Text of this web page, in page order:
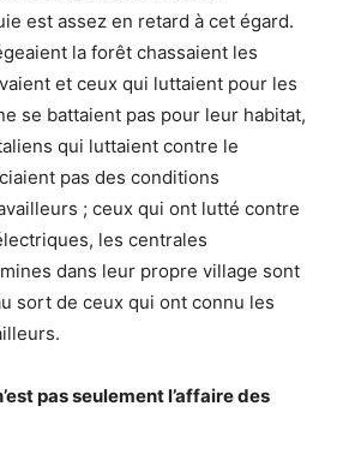
est assez en retard à cet égard.
la forêt chassaient les
et ceux qui luttaient pour les
se battaient pas pour leur habitat,
qui luttaient contre le
pas des conditions
; ceux qui ont lutté contre
les centrales
dans leur propre village sont
sort de ceux qui ont connu les
pas seulement l’affaire des